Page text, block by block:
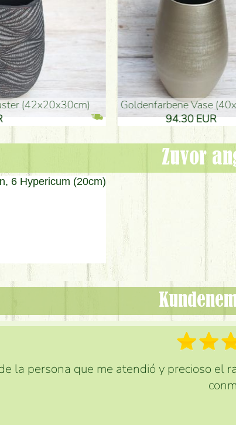
hohe goldenfarbene Bodenvase (50x29cm)
135.20 EUR
schwarze
Zuvor
la persona que me atendió y precioso el